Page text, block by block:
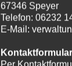
67346 Speyer
Telefon: 06232
E-Mail:
Kontaktformular